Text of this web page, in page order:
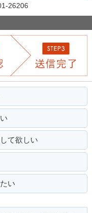
26206
て欲しい
い